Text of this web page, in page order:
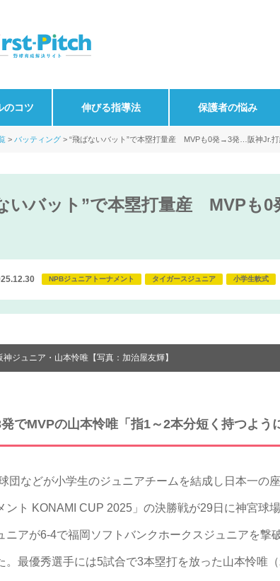
のコツ 伸びる指導法 保護者の悩み
バッティング “飛ばないバット”で本塁打量産 MVPも0発→3発…阪神Jr.打
いバット”で本塁打量産 MVPも
NPBジュニアトーナメント タイガースジュニア 小学生軟式
ジュニア・山本怜唯【写真：加治屋友輝】
でMVPの山本怜唯「指1～2本分短く持つよう
団などが小学生のジュニアチームを結成し日本一の
ント KONAMI CUP 2025」の決勝戦が29日に神宮球
ニアが6-4で福岡ソフトバンクホークスジュニアを撃
。最優秀選手には5試合で3本塁打を放った山本怜唯